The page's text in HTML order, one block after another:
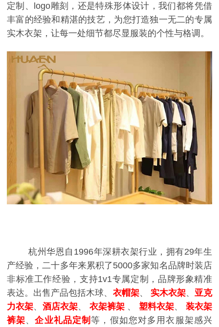
定制、 logo雕刻，还是特殊形体设计，我们都将凭借
丰富的经验和精湛的技艺，为您打造独一无二的专属
实木衣架，让每一处细节都尽显服装的个性与格调。
杭州华恩自1996年深耕衣架行业，拥有29年生
产经验，二十多年来累积了5000多家知名品牌时装店
非标准工作经验，支持1v1专属定制，品牌形象精准
表达。出售产品包括木球、 衣帽架、 实木衣架、 亚克
力衣架、 酒店衣架、 衣架裤架 、 塑料衣架、 装衣架
裤架、企业礼品定制等，假如您对多用衣服架感兴